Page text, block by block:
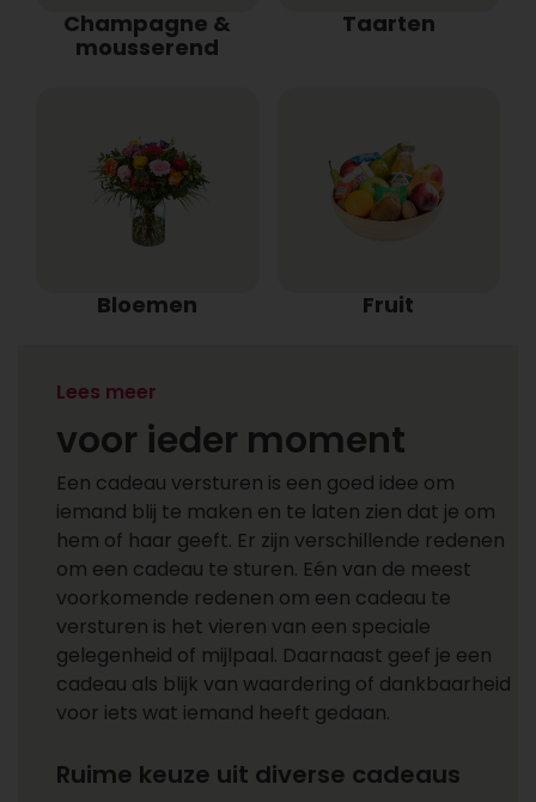
Champagne &
mousserend
Taarten
Bloemen Fruit
Een cadeau versturen
voor ieder moment
Een cadeau versturen is een goed idee om
iemand blij te maken en te laten zien dat je om
hem of haar geeft. Er zijn verschillende redenen
om een cadeau te sturen. Eén van de meest
voorkomende redenen om een cadeau te
versturen is het vieren van een speciale
gelegenheid of mijlpaal. Daarnaast geef je een
cadeau als blijk van waardering of dankbaarheid
voor iets wat iemand heeft gedaan.
Ruime keuze uit diverse cadeaus
Lees meer